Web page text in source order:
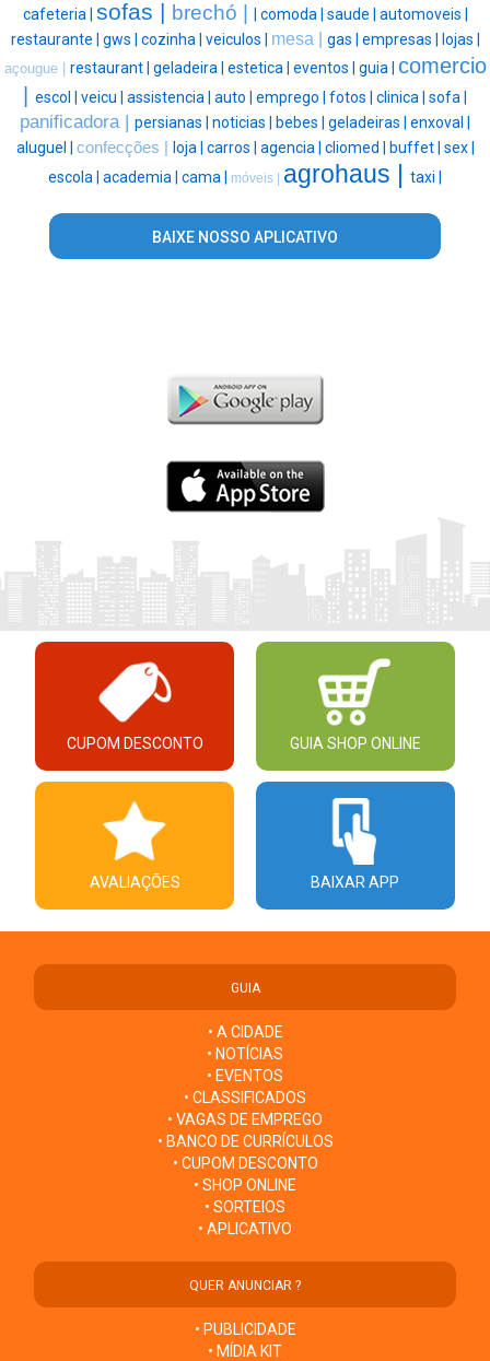
cafeteria | sofas | brechó | comoda | saude | automoveis |
restaurante | gws | cozinha | veiculos | mesa | gas | empresas | lojas |
açougue | restaurant | geladeira | estetica | eventos | guia | comercio
escol | veicu | assistencia | auto | emprego | fotos | clinica | sofa |
panificadora | persianas | noticias | bebes | geladeiras | enxoval |
aluguel | confecções | loja | carros | agencia | cliomed | buffet | sex |
escola | academia | cama | móveis | agrohaus | taxi |
BAIXE NOSSO APLICATIVO
CUPOM DESCONTO GUIA SHOP ONLINE
AVALIAÇÕES BAIXAR APP
GUIA
• A CIDADE
• NOTÍCIAS
• EVENTOS
• CLASSIFICADOS
• VAGAS DE EMPREGO
• BANCO DE CURRÍCULOS
• CUPOM DESCONTO
• SHOP ONLINE
• SORTEIOS
• APLICATIVO
QUER ANUNCIAR ?
• PUBLICIDADE
• MÍDIA KIT